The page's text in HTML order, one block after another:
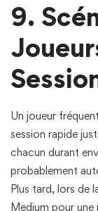
9.
Un joueur
session rapide
chacun durant
probablement
Plus tard, lors de
Medium pour